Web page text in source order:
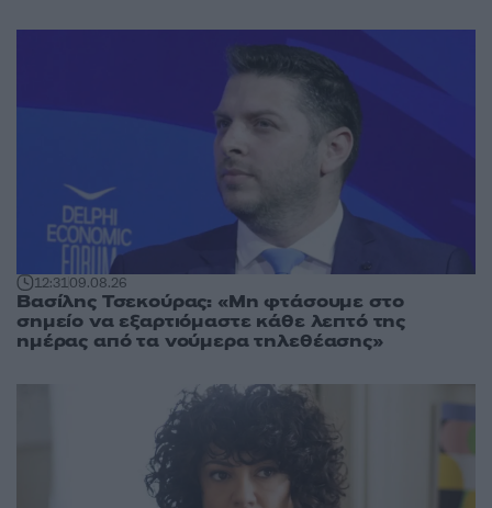
12:3109.08.26
Βασίλης Τσεκούρας: «Μη φτάσουμε στο
σημείο να εξαρτιόμαστε κάθε λεπτό της
ημέρας από τα νούμερα τηλεθέασης»